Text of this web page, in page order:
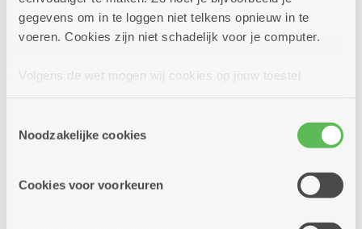
gegevens om in te loggen niet telkens opnieuw in te
voeren. Cookies zijn niet schadelijk voor je computer.
Volgens de wet mogen wij cookies op jouw toestel
cookies hebben we jouw toestemming nodig. Sommige
cookies worden geplaatst door derde partijen die een
informatie over jouw (geanonimiseerd) gebruik van onze
Noodzakelijke cookies
Cookies voor voorkeuren